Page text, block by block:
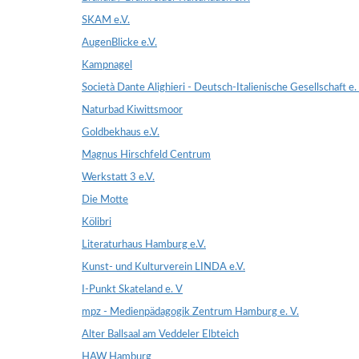
SKAM e.V.
AugenBlicke e.V.
Kampnagel
Società Dante Alighieri - Deutsch-Italienische Gesellschaft e.
Naturbad Kiwittsmoor
Goldbekhaus e.V.
Magnus Hirschfeld Centrum
Werkstatt 3 e.V.
Die Motte
Kölibri
Literaturhaus Hamburg e.V.
Kunst- und Kulturverein LINDA e.V.
I-Punkt Skateland e. V
mpz - Medienpädagogik Zentrum Hamburg e. V.
Alter Ballsaal am Veddeler Elbteich